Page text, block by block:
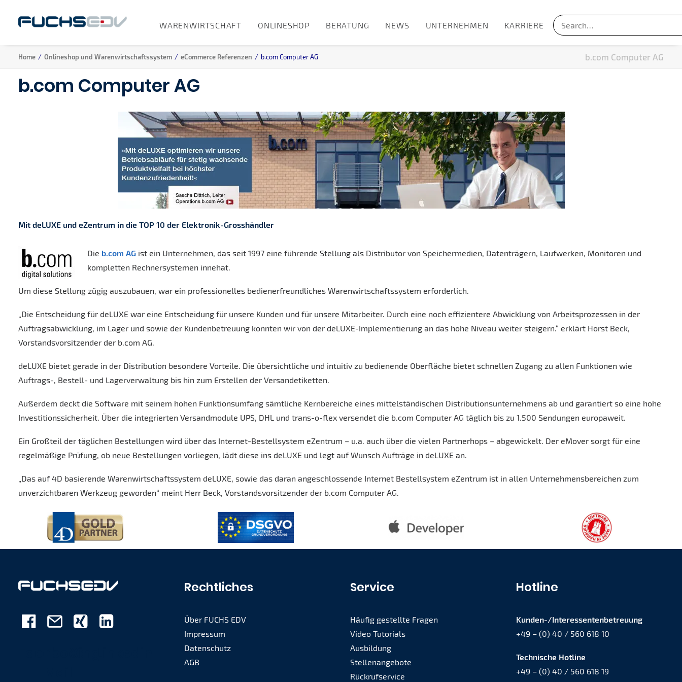
WARENWIRTSCHAFT ONLINESHOP BERATUNG NEWS UNTERNEHMEN KARRIERE
b.com Computer AG
Home Onlineshop und Warenwirtschaftssystem eCommerce Referenzen b.com Computer AG
b.com Computer AG
Mit deLUXE und eZentrum in die TOP 10 der Elektronik-Grosshändler
Die b.com AG ist ein Unternehmen, das seit 1997 eine führende Stellung als Distributor von Speichermedien, Datenträgern, Laufwerken, Monitoren und
kompletten Rechnersystemen innehat.
Um diese Stellung zügig auszubauen, war ein professionelles bedienerfreundliches Warenwirtschaftssystem erforderlich.
„Die Entscheidung für deLUXE war eine Entscheidung für unsere Kunden und für unsere Mitarbeiter. Durch eine noch effizientere Abwicklung von Arbeitsprozessen in der
Auftragsabwicklung, im Lager und sowie der Kundenbetreuung konnten wir von der deLUXE-Implementierung an das hohe Niveau weiter steigern.“ erklärt Horst Beck,
Vorstandsvorsitzender der b.com AG.
deLUXE bietet gerade in der Distribution besondere Vorteile. Die übersichtliche und intuitiv zu bedienende Oberfläche bietet schnellen Zugang zu allen Funktionen wie
Auftrags-, Bestell- und Lagerverwaltung bis hin zum Erstellen der Versandetiketten.
Außerdem deckt die Software mit seinem hohen Funktionsumfang sämtliche Kernbereiche eines mittelständischen Distributionsunternehmens ab und garantiert so eine hohe
Investitionssicherheit. Über die integrierten Versandmodule UPS, DHL und trans-o-flex versendet die b.com Computer AG täglich bis zu 1.500 Sendungen europaweit.
Ein Großteil der täglichen Bestellungen wird über das Internet-Bestellsystem eZentrum – u.a. auch über die vielen Partnerhops – abgewickelt. Der eMover sorgt für eine
regelmäßige Prüfung, ob neue Bestellungen vorliegen, lädt diese ins deLUXE und legt auf Wunsch Aufträge in deLUXE an.
„Das auf 4D basierende Warenwirtschaftssystem deLUXE, sowie das daran angeschlossende Internet Bestellsystem eZentrum ist in allen Unternehmensbereichen zum
unverzichtbaren Werkzeug geworden“ meint Herr Beck, Vorstandsvorsitzender der b.com Computer AG.
Rechtliches
Über FUCHS EDV
Impressum
Datenschutz
AGB
Service
Häufig gestellte Fragen
Video Tutorials
Ausbildung
Stellenangebote
Rückrufservice
Hotline
Kunden-/Interessentenbetreuung
+49 – (0) 40 / 560 618 10
Technische Hotline
+49 – (0) 40 / 560 618 19